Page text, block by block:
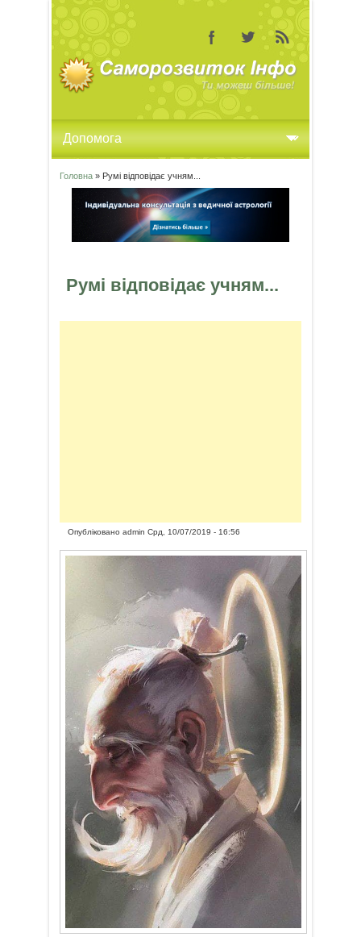
Ви є тут
Головна» Румі відповідає учням...
Румі відповідає учням...
Опублікованоadmin Срд, 10/07/2019 - 16:56